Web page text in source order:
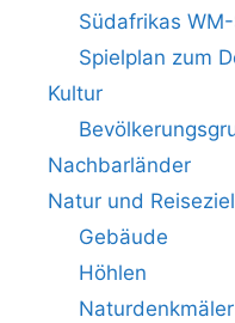
Südafrikas
Spielplan zum
Kultur
Nachbarländer
Natur und
Gebäude
Höhlen
Naturdenkmäler